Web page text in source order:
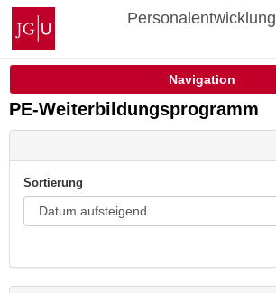
Zum
Inhalt
springen
Johannes
Gutenberg-
Universität
Personalentwicklung
Navigation
PE-Weiterbildungsprogramm
Sortierung